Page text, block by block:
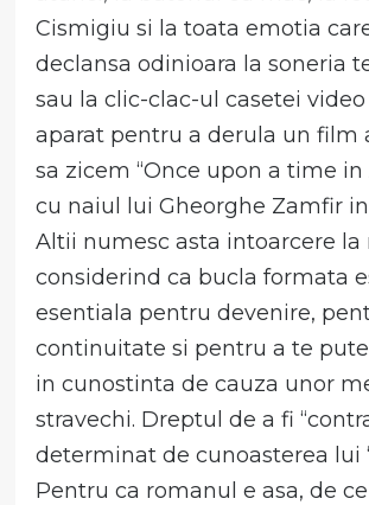
Cismigiu si la toata emotia
declansa odinioara la soneria
sau la clic-clac-ul casetei
aparat pentru a derula un film
sa zicem “Once upon a time in
cu naiul lui Gheorghe Zamfir
Altii numesc asta intoarcere la
considerind ca bucla formata
esentiala pentru devenire,
continuitate si pentru a te
in cunostinta de cauza unor
stravechi. Dreptul de a fi
determinat de cunoasterea lui
Pentru ca romanul e asa, de